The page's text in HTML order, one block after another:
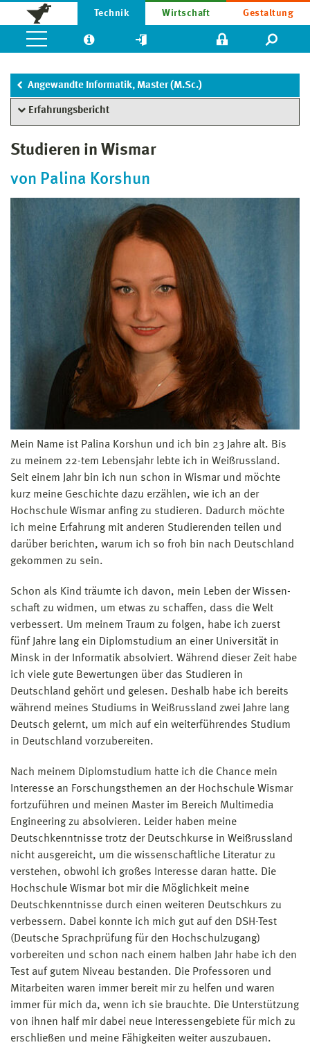
Technik Wirtschaft Gestaltung
Angewandte Informatik, Master (M.Sc.)
Erfahrungsbericht
Studieren in Wismar
von Palina Korshun
Mein Name ist Palina Korshun und ich bin 23 Jahre alt. Bis
zu meinem 22-tem Lebensjahr lebte ich in Weißrussland.
Seit einem Jahr bin ich nun schon in Wismar und möchte
kurz meine Geschichte dazu erzählen, wie ich an der
Hochschule Wismar anfing zu studieren. Dadurch möchte
ich meine Erfahrung mit anderen Studierenden teilen und
darüber berichten, warum ich so froh bin nach Deutschland
gekommen zu sein.
Schon als Kind träumte ich davon, mein Leben der Wissen­
schaft zu widmen, um etwas zu schaffen, dass die Welt
verbessert. Um meinem Traum zu folgen, habe ich zuerst
fünf Jahre lang ein Diplomstudium an einer Universität in
Minsk in der Informatik absolviert. Während dieser Zeit habe
ich viele gute Bewertungen über das Studieren in
Deutschland gehört und gelesen. Deshalb habe ich bereits
während meines Studiums in Weißrussland zwei Jahre lang
Deutsch gelernt, um mich auf ein weiterführendes Studium
in Deutschland vorzubereiten.
Nach meinem Diplomstudium hatte ich die Chance mein
Interesse an Forschungsthemen an der Hochschule Wismar
fortzuführen und meinen Master im Bereich Multimedia
Engineering zu absolvieren. Leider haben meine
Deutschkenntnisse trotz der Deutschkurse in Weißrussland
nicht ausgereicht, um die wissenschaftliche Literatur zu
verstehen, obwohl ich großes Interesse daran hatte. Die
Hochschule Wismar bot mir die Möglichkeit meine
Deutschkenntnisse durch einen weiteren Deutschkurs zu
verbessern. Dabei konnte ich mich gut auf den DSH-Test
(Deutsche Sprachprüfung für den Hochschulzugang)
vorbereiten und schon nach einem halben Jahr habe ich den
Test auf gutem Niveau bestanden. Die Professoren und
Mitarbeiten waren immer bereit mir zu helfen und waren
immer für mich da, wenn ich sie brauchte. Die Unterstützung
von ihnen half mir dabei neue Interessengebiete für mich zu
erschließen und meine Fähigkeiten weiter auszubauen.